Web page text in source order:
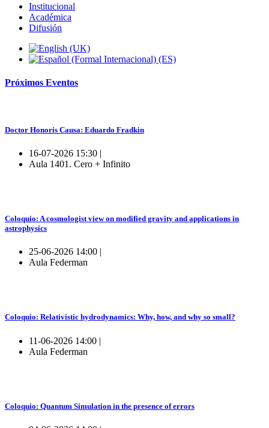
Institucional
Académica
Difusión
Próximos Eventos
Doctor Honoris Causa: Eduardo Fradkin
16-07-2026 15:30 |
Aula 1401. Cero + Infinito
Coloquio: A cosmologist view on modified gravity and applications in
astrophysics
25-06-2026 14:00 |
Aula Federman
Coloquio: Relativistic hydrodynamics: Why, how, and why so small?
11-06-2026 14:00 |
Aula Federman
Coloquio: Quantum Simulation in the presence of errors